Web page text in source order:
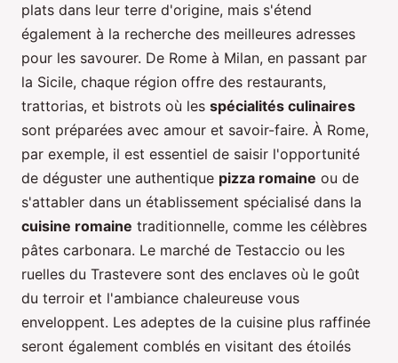
plats dans leur terre d'origine, mais s'étend
également à la recherche des meilleures adresses
pour les savourer. De Rome à Milan, en passant par
la Sicile, chaque région offre des restaurants,
trattorias, et bistrots où les spécialités culinaires
sont préparées avec amour et savoir-faire. À Rome,
par exemple, il est essentiel de saisir l'opportunité
de déguster une authentique pizza romaine ou de
s'attabler dans un établissement spécialisé dans la
cuisine romaine traditionnelle, comme les célèbres
pâtes carbonara. Le marché de Testaccio ou les
ruelles du Trastevere sont des enclaves où le goût
du terroir et l'ambiance chaleureuse vous
enveloppent. Les adeptes de la cuisine plus raffinée
seront également comblés en visitant des étoilés